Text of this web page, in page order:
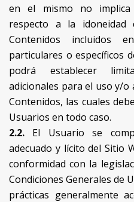
en el mismo no
respecto a la
Contenidos incluidos
particulares o específicos
podrá establecer
adicionales para el uso y/o
Contenidos, las cuales
Usuarios en todo caso.
2.2. El Usuario se
adecuado y lícito del Sitio
conformidad con la
Condiciones Generales de
prácticas generalmente